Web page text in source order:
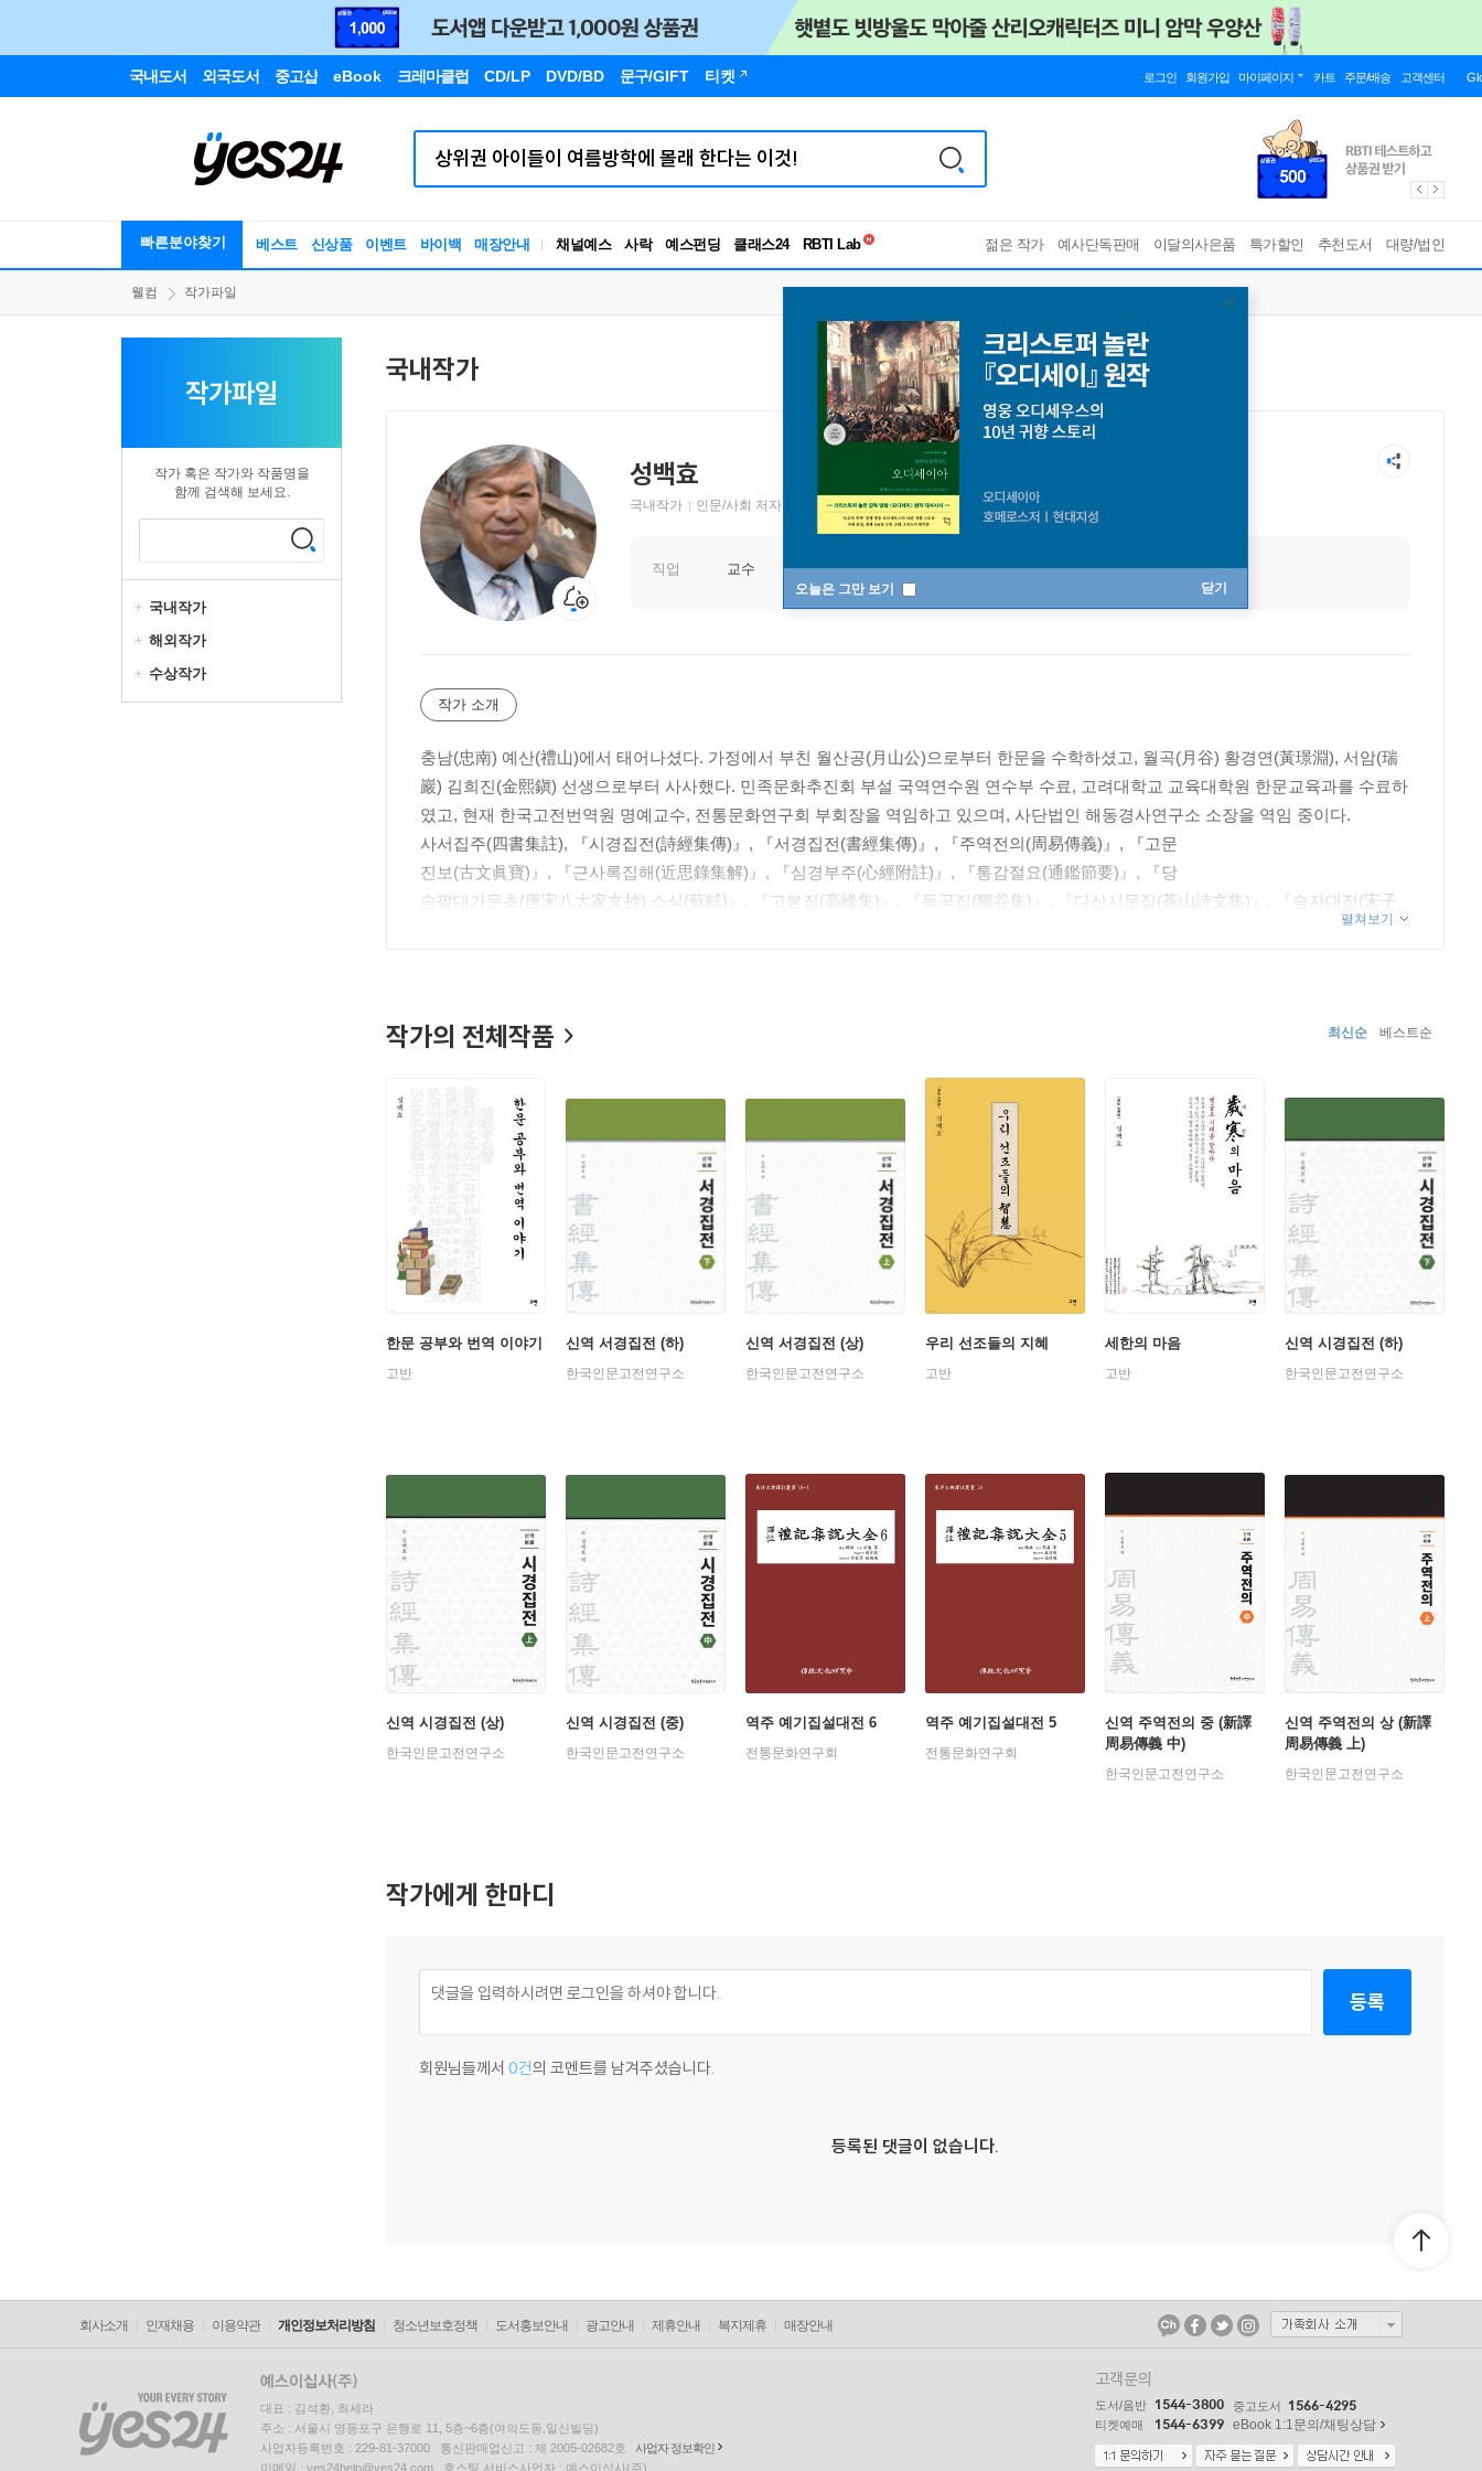
국내도서 외국도서 중고샵 eBook 크레마클럽 CD/LP DVD/BD 문구/GIFT 티켓 로그인 회원가입 마이페이지 카트 주문/배송 고객센터
빠른분야찾기 베스트 신상품 이벤트 바이백 매장안내 채널예스 사락 예스펀딩 클래스24
RBTI Lab
독서유형검사
젊은 작가 예사단독판매 이달의사은품 특가할인 추천도서 대량/법인
오늘은 그만 보기 닫기
웰컴 작가파일
작가파일
작가 혹은 작가와 작품명을
함께 검색해 보세요.
국내작가
해외작가
수상작가
국내작가
성백효
국내작가 인문/사회 저자
직업 교수
작가 소개
충남(忠南) 예산(禮山)에서 태어나셨다. 가정에서 부친 월산공(月山公)으로부터 한문을 수학하셨고, 월곡(月谷) 황경연(黃璟淵), 서암(瑞
巖) 김희진(金熙鎭) 선생으로부터 사사했다. 민족문화추진회 부설 국역연수원 연수부 수료, 고려대학교 교육대학원 한문교육과를 수료하
였고, 현재 한국고전번역원 명예교수, 전통문화연구회 부회장을 역임하고 있으며, 사단법인 해동경사연구소 소장을 역임 중이다.
사서집주(四書集註), 『시경집전(詩經集傳)』, 『서경집전(書經集傳)』, 『주역전의(周易傳義)』, 『고문
진보(古文眞寶)』, 『근사록집해(近思錄集解)』, 『심경부주(心經附註)』, 『통감절요(通鑑節要)』, 『당
송팔대가문초(唐宋八大家文抄) 소식(蘇軾)』, 『고봉집(高峰集)』, 『독곡집(獨谷集)』, 『다산시문집(茶山詩文集)』, 『송자대전(宋子
大全)』, 『약천집(藥泉集)』, 『양천세고(陽川世稿)』, ??우계집(牛溪集)??, 『여헌집(旅軒集)』, 『율곡전서(栗谷全書)』, 『잠암선생
펼쳐보기
작가의 전체작품 최신순 베스트순
한문 공부와 번역 이야기
고반
신역 서경집전 (하)
한국인문고전연구소
신역 서경집전 (상)
한국인문고전연구소
우리 선조들의 지혜
고반
세한의 마음
고반
신역 시경집전 (하)
한국인문고전연구소
신역 시경집전 (상)
한국인문고전연구소
신역 시경집전 (중)
한국인문고전연구소
역주 예기집설대전 6
전통문화연구회
역주 예기집설대전 5
전통문화연구회
신역 주역전의 중 (新譯
周易傳義 中)
한국인문고전연구소
신역 주역전의 상 (新譯
周易傳義 上)
한국인문고전연구소
작가에게 한마디
등록
회원님들께서 0건의 코멘트를 남겨주셨습니다.
등록된 댓글이 없습니다.
회사소개 인재채용 이용약관 개인정보처리방침 청소년보호정책 도서홍보안내 광고안내 제휴안내 복지제휴 매장안내
대표 : 김석환, 최세라
주소 : 서울시 영등포구 은행로 11, 5층~6층(여의도동,일신빌딩)
사업자등록번호 : 229-81-37000 통신판매업신고 : 제 2005-02682호
사업자 정보확인
이메일 : yes24help@yes24.com 호스팅 서비스사업자 : 예스이십사(주)
고객문의
도서/음반 1544-3800 중고도서 1566-4295
티켓예매 1544-6399 eBook 1:1문의/채팅상담